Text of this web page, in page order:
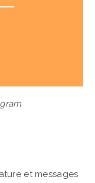
et messages